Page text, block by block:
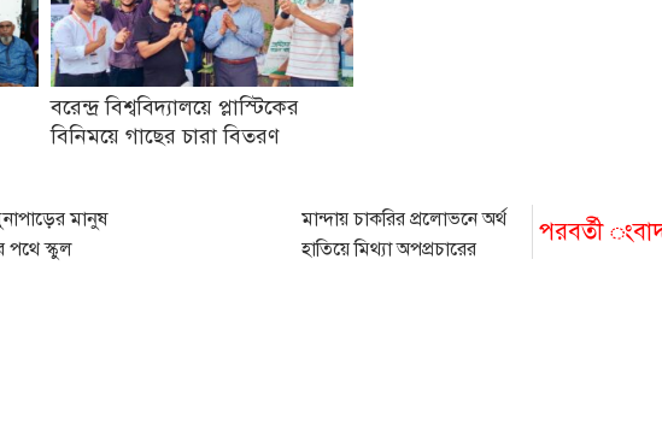
বরেন্দ্র বিশ্ববিদ্যালয়ে প্লাস্টিকের
বিনিময়ে গাছের চারা বিতরণ
মানুষ
পথে স্কুল
পরবর্তী
মান্দায় চাকরির প্রলোভনে অর্থ
হাতিয়ে মিথ্যা অপপ্রচারের